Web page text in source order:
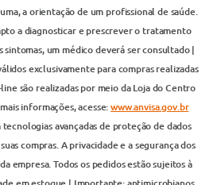
a orientação de um profissional de saúde.
a diagnosticar e prescrever o tratamento
sintomas, um médico deverá ser consultado |
exclusivamente para compras realizadas
são realizadas por meio da Loja do Centro
informações, acesse:www.anvisa.gov.br
avançadas de proteção de dados
compras. A privacidade e a segurança dos
empresa. Todos os pedidos estão sujeitos à